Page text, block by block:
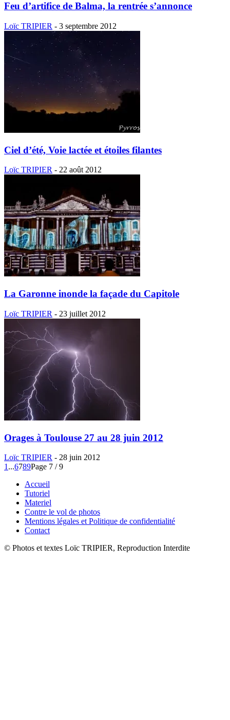
Feu d’artifice de Balma, la rentrée s’annonce
Loïc TRIPIER - 3 septembre 2012
Ciel d’été, Voie lactée et étoiles filantes
Loïc TRIPIER - 22 août 2012
La Garonne inonde la façade du Capitole
Loïc TRIPIER - 23 juillet 2012
Orages à Toulouse 27 au 28 juin 2012
Loïc TRIPIER - 28 juin 2012
1 ...6789Page 7 / 9
Accueil
Tutoriel
Materiel
Contre le vol de photos
Mentions légales et Politique de confidentialité
Contact
© Photos et textes Loïc TRIPIER, Reproduction Interdite